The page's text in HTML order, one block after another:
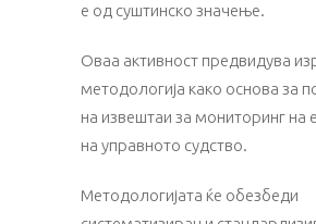
е од суштинско значење.
Оваа активност предвидува
методологија како основа за
на извештаи за мониторинг на
на управното судство.
Методологијата ќе обезбеди